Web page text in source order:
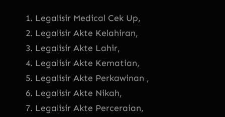
Legalisir Medical Cek Up,
Legalisir Akte Kelahiran,
Legalisir Akte Lahir,
Legalisir Akte Kematian,
Legalisir Akte Perkawinan ,
Legalisir Akte Nikah,
Legalisir Akte Perceraian,